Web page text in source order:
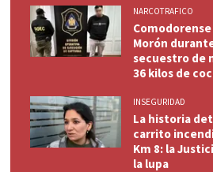
NARCOTRAFICO
Comodorense
Morón
secuestro de
36 kilos de
INSEGURIDAD
La historia
carrito
Km 8: la
la lupa